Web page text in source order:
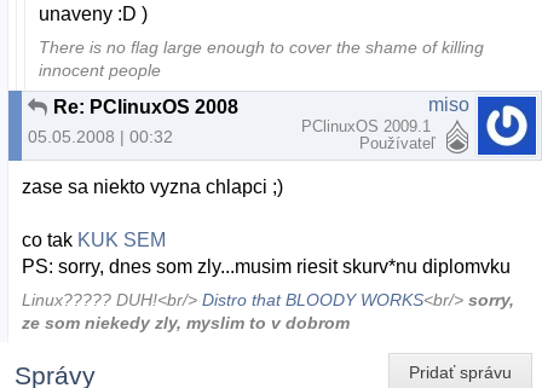
unaveny :D )
There is no flag large enough to cover the shame of killing
innocent people
Re: PClinuxOS 2008
05.05.2008 | 00:32
miso
PClinuxOS 2009.1
Používateľ
zase sa niekto vyzna chlapci ;)
co tak KUK SEM
PS: sorry, dnes som zly...musim riesit skurv*nu diplomvku
Linux????? DUH!<br/>Distro that BLOODY WORKS<br/>sorry,
ze som niekedy zly, myslim to v dobrom
Pridať správu
Správy